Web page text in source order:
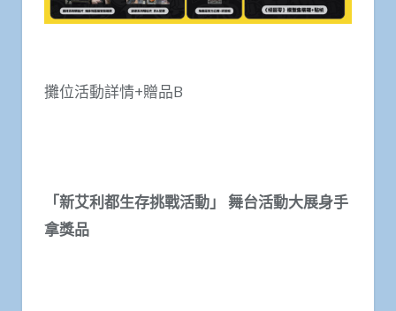
攤位活動詳情+贈品B
「新艾利都生存挑戰活動」 舞台活動大展身手
拿獎品